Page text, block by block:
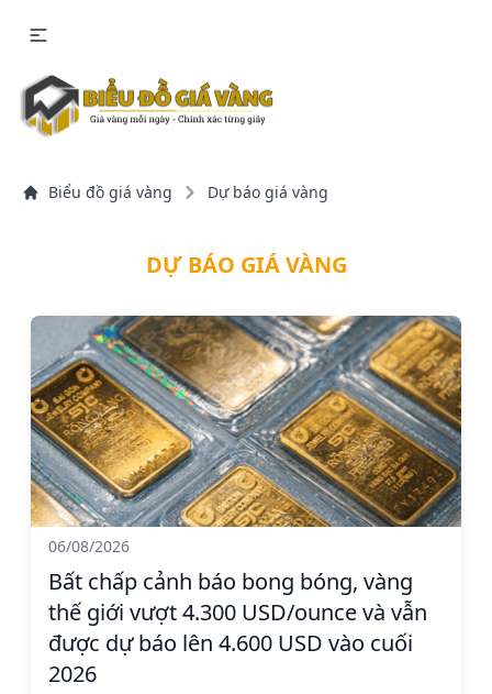
Biểu đồ giá vàng Dự báo giá vàng
DỰ BÁO GIÁ VÀNG
06/08/2026
Bất chấp cảnh báo bong bóng, vàng
thế giới vượt 4.300 USD/ounce và vẫn
được dự báo lên 4.600 USD vào cuối
2026